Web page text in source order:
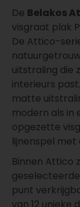
De Belakos
visgraat plak
De Attico-
uitstraling die
interieurs
matte
modern als in
opgezette
lijnenspel
Binnen Attico
punt
van 12 unieke